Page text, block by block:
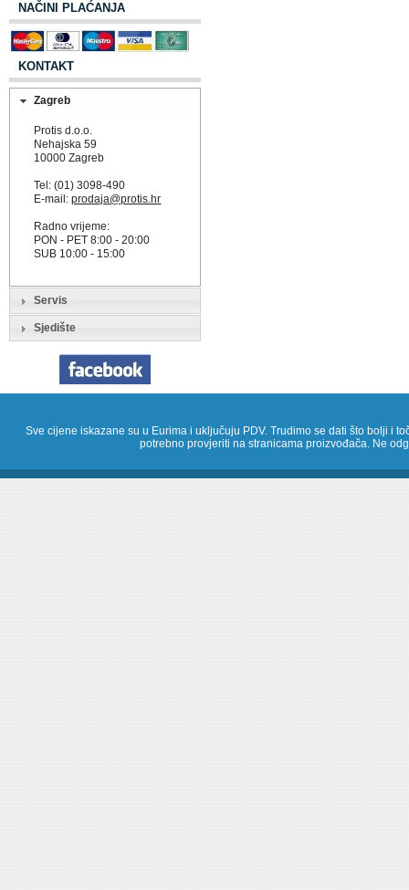
NAČINI PLAĆANJA
KONTAKT
Zagreb
Protis d.o.o.
Nehajska 59
10000 Zagreb
Tel: (01) 3098-490
E-mail:prodaja@protis.hr
Radno vrijeme:
PON - PET 8:00 - 20:00
SUB 10:00 - 15:00
Servis
Sjedište
Sve cijene iskazane su u Eurima i uključuju PDV. Trudimo se dati što bolji i
potrebno provjeriti na stranicama proizvođača. Ne